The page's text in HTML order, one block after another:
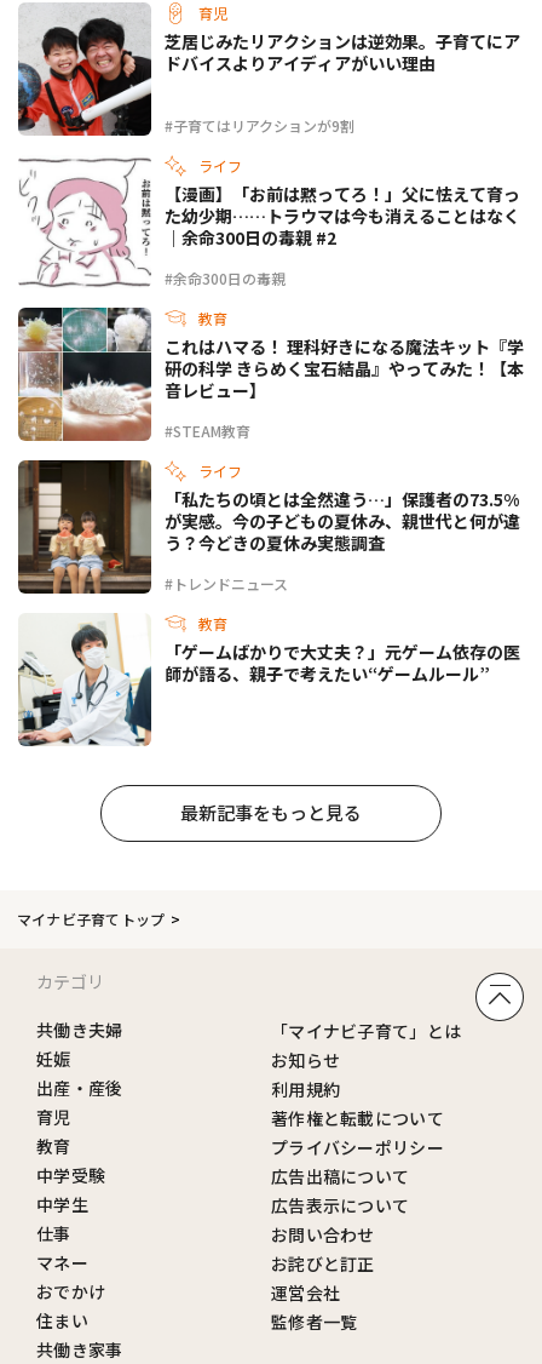
育児
#子育てはリアクションが9割
芝居じみたリアクションは逆効果。子育てにア
ドバイスよりアイディアがいい理由
ライフ
#余命300日の毒親
【漫画】「お前は黙ってろ！」父に怯えて育っ
た幼少期……トラウマは今も消えることはなく
｜余命300日の毒親 #2
教育
#STEAM教育
これはハマる！ 理科好きになる魔法キット『学
研の科学 きらめく宝石結晶』やってみた！【本
音レビュー】
ライフ
#トレンドニュース
「私たちの頃とは全然違う…」保護者の73.5%
が実感。今の子どもの夏休み、親世代と何が違
う？今どきの夏休み実態調査
教育
「ゲームばかりで大丈夫？」元ゲーム依存の医
師が語る、親子で考えたい“ゲームルール”
最新記事をもっと見る
マイナビ子育てトップ
カテゴリ
共働き夫婦
妊娠
出産・産後
育児
教育
中学受験
中学生
仕事
マネー
おでかけ
住まい
共働き家事
「マイナビ子育て」とは
お知らせ
利用規約
著作権と転載について
プライバシーポリシー
広告出稿について
広告表示について
お問い合わせ
お詫びと訂正
運営会社
監修者一覧